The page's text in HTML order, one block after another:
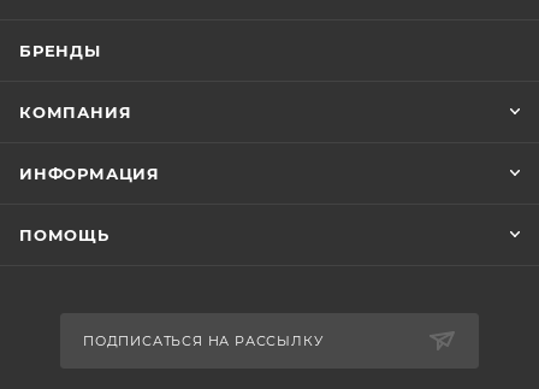
БРЕНДЫ
КОМПАНИЯ
ИНФОРМАЦИЯ
ПОМОЩЬ
ПОДПИСАТЬСЯ НА РАССЫЛКУ